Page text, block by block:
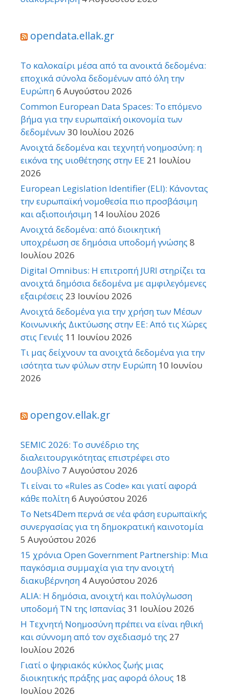
opendata.ellak.gr
Το καλοκαίρι μέσα από τα ανοικτά δεδομένα:
εποχικά σύνολα δεδομένων από όλη την
Ευρώπη6 Αυγούστου 2026
Common European Data Spaces: Το επόμενο
βήμα για την ευρωπαϊκή οικονομία των
δεδομένων 30 Ιουλίου 2026
Ανοιχτά δεδομένα και τεχνητή νοημοσύνη: η
εικόνα της υιοθέτησης στην ΕΕ 21 Ιουλίου
2026
European Legislation Identifier (ELI): Κάνοντας
την ευρωπαϊκή νομοθεσία πιο προσβάσιμη
και αξιοποιήσιμη 14 Ιουλίου 2026
Ανοιχτά δεδομένα: από διοικητική
υποχρέωση σε δημόσια υποδομή γνώσης 8
Ιουλίου 2026
Digital Omnibus: Η επιτροπή JURI στηρίζει τα
ανοιχτά δημόσια δεδομένα με αμφιλεγόμενες
εξαιρέσεις 23 Ιουνίου 2026
Ανοιχτά δεδομένα για την χρήση των Μέσων
Κοινωνικής Δικτύωσης στην ΕΕ: Από τις Χώρες
στις Γενιές 11 Ιουνίου 2026
Τι μας δείχνουν τα ανοιχτά δεδομένα για την
ισότητα των φύλων στην Ευρώπη 10 Ιουνίου
2026
opengov.ellak.gr
SEMIC 2026: Το συνέδριο της
διαλειτουργικότητας επιστρέφει στο
Δουβλίνο 7 Αυγούστου 2026
Τι είναι το «Rules as Code» και γιατί αφορά
κάθε πολίτη6 Αυγούστου 2026
Το Nets4Dem περνά σε νέα φάση ευρωπαϊκής
συνεργασίας για τη δημοκρατική καινοτομία
5 Αυγούστου 2026
15 χρόνια Open Government Partnership: Μια
παγκόσμια συμμαχία για την ανοιχτή
διακυβέρνηση 4 Αυγούστου 2026
ALIA: Η δημόσια, ανοιχτή και πολύγλωσση
υποδομή ΤΝ της Ισπανίας 31 Ιουλίου 2026
Η Τεχνητή Νοημοσύνη πρέπει να είναι ηθική
και σύννομη από τον σχεδιασμό της 27
Ιουλίου 2026
Γιατί ο ψηφιακός κύκλος ζωής μιας
διοικητικής πράξης μας αφορά όλους 18
Ιουλίου 2026